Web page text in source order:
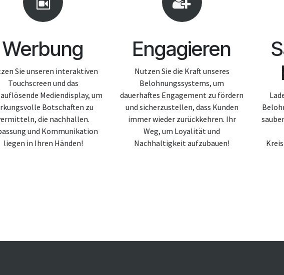
Werbung
Sie unseren interaktiven
Touchscreen und das
Mediendisplay, um
Botschaften zu
die nachhallen.
und Kommunikation
liegen in Ihren Händen!
Engagieren
Nutzen Sie die Kraft unseres
Belohnungssystems, um
dauerhaftes Engagement zu fördern
und sicherzustellen, dass Kunden
immer wieder zurückkehren. Ihr
Weg, um Loyalität und
Nachhaltigkeit aufzubauen!